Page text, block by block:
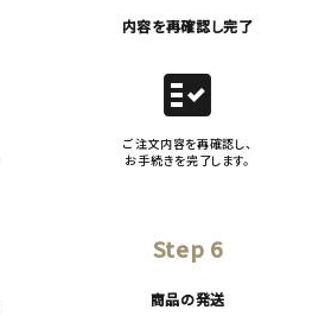
内容を再確認し完了
fact_check
ご注文内容を再確認し、
お手続きを完了します。
Step 6
商品の発送